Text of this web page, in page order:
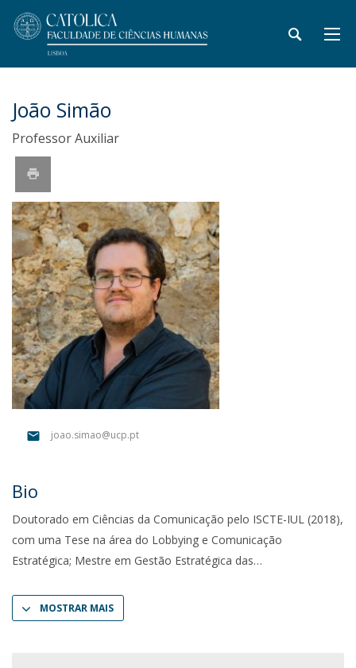
João Simão
Professor Auxiliar
joao.simao@ucp.pt
Bio
Doutorado em Ciências da Comunicação pelo ISCTE-IUL (2018),
com uma Tese na área do Lobbying e Comunicação
Estratégica; Mestre em Gestão Estratégica das
MOSTRAR MAIS